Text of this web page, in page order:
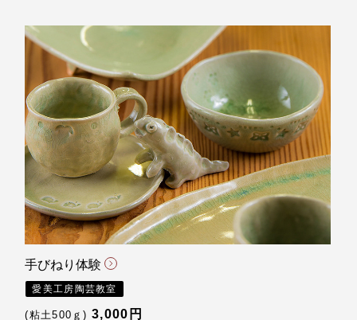
手びねり体験
愛美工房陶芸教室
(粘土500ｇ)3,000円